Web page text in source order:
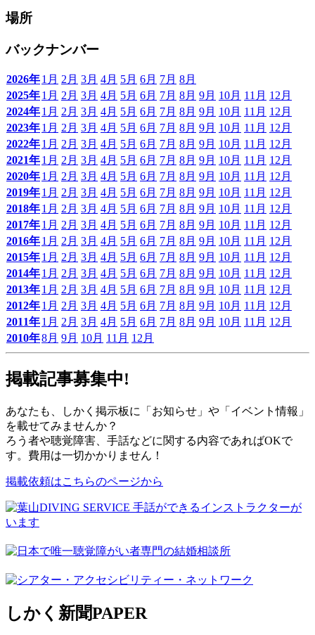
場所
バックナンバー
2026年1月 2月 3月 4月 5月 6月 7月 8月
2025年1月 2月 3月 4月 5月 6月 7月 8月 9月 10月 11月 12月
2024年1月 2月 3月 4月 5月 6月 7月 8月 9月 10月 11月 12月
2023年1月 2月 3月 4月 5月 6月 7月 8月 9月 10月 11月 12月
2022年1月 2月 3月 4月 5月 6月 7月 8月 9月 10月 11月 12月
2021年1月 2月 3月 4月 5月 6月 7月 8月 9月 10月 11月 12月
2020年1月 2月 3月 4月 5月 6月 7月 8月 9月 10月 11月 12月
2019年1月 2月 3月 4月 5月 6月 7月 8月 9月 10月 11月 12月
2018年1月 2月 3月 4月 5月 6月 7月 8月 9月 10月 11月 12月
2017年1月 2月 3月 4月 5月 6月 7月 8月 9月 10月 11月 12月
2016年1月 2月 3月 4月 5月 6月 7月 8月 9月 10月 11月 12月
2015年1月 2月 3月 4月 5月 6月 7月 8月 9月 10月 11月 12月
2014年1月 2月 3月 4月 5月 6月 7月 8月 9月 10月 11月 12月
2013年1月 2月 3月 4月 5月 6月 7月 8月 9月 10月 11月 12月
2012年1月 2月 3月 4月 5月 6月 7月 8月 9月 10月 11月 12月
2011年1月 2月 3月 4月 5月 6月 7月 8月 9月 10月 11月 12月
2010年8月 9月 10月 11月 12月
掲載記事募集中!
あなたも、しかく掲示板に「お知らせ」や「イベント情報」
を載せてみませんか？
ろう者や聴覚障害、手話などに関する内容であればOKで
す。費用は一切かかりません！
掲載依頼はこちらのページから
しかく新聞PAPER